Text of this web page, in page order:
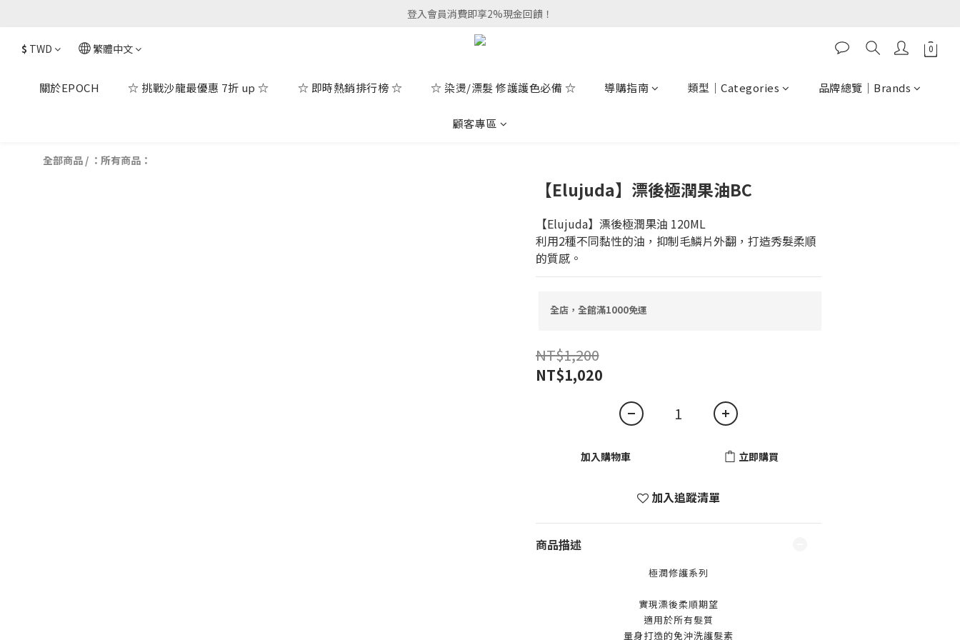
登入會員消費即享2%現金回饋！
$ TWD 繁體中文
關於EPOCH ☆ 挑戰沙龍最優惠 7折 up ☆ ☆ 即時熱銷排行榜 ☆ ☆ 染燙/漂髮 修護護色必備 ☆ 導購指南 類型｜Categories 品牌總覽｜Brands
顧客專區
全部商品 / ：所有商品：
【Elujuda】漂後極潤果油BC
【Elujuda】漂後極潤果油 120ML
利用2種不同黏性的油，抑制毛鱗片外翻，打造秀髮柔順
的質感。
全店，全館滿1000免運
NT$1,200
NT$1,020
加入購物車 立即購買
加入追蹤清單
商品描述
極潤修護系列
實現漂後柔順期望
適用於所有髮質
量身打造的免沖洗護髮素